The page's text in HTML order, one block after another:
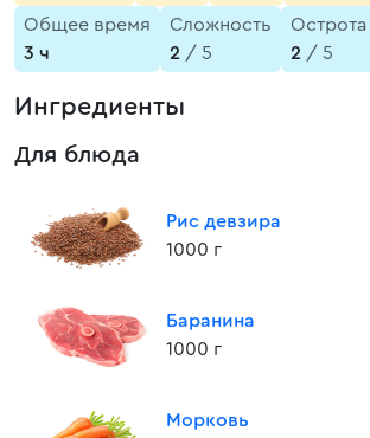
Общее время
3 ч
Сложность
2 / 5
Острота
2 / 5
Ингредиенты
Для блюда
Рис девзира
1000 г
Баранина
1000 г
Морковь